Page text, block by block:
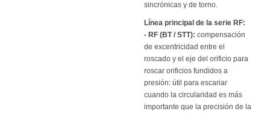
sincrónicas y de torno.
Línea principal de la serie RF:
- RF (BT / STT): compensación
de excentricidad entre el
roscado y el eje del orificio para
roscar orificios fundidos a
presión: útil para escariar
cuando la circularidad es más
importante que la precisión de la